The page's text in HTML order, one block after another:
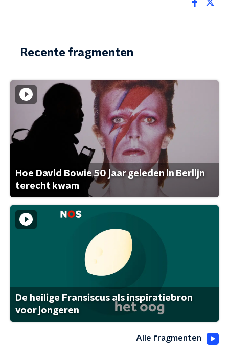
Recente fragmenten
Hoe David Bowie 50 jaar geleden in Berlijn
terecht kwam
De heilige Fransiscus als inspiratiebron
voor jongeren
Alle fragmenten